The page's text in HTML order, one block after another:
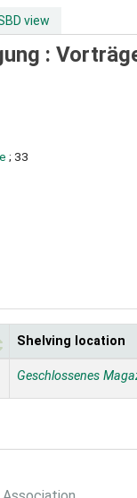
view
:
; 33
Shelving location
Geschlossenes